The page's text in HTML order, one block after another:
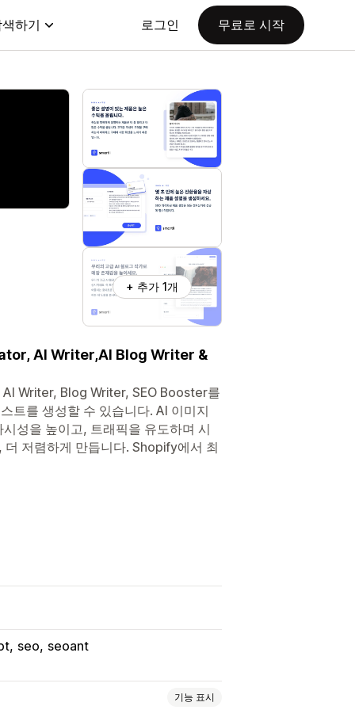
하기 로그인 무료로 시작
+ 추가 1개
AI Writer,AI Blog Writer &
Writer, Blog Writer, SEO Booster를
트를 생성할 수 있습니다. AI 이미지
성을 높이고, 트래픽을 유도하며 시
저렴하게 만듭니다. Shopify에서 최
seo seoant
기능 표시